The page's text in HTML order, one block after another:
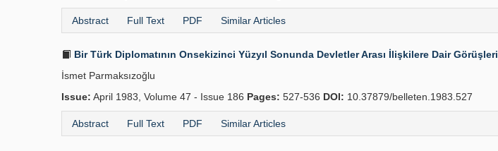
Abstract Full Text PDF Similar Articles
Bir Türk Diplomatının Onsekizinci Yüzyıl Sonunda Devletler Arası İlişkilere Dair Görüşleri
İsmet Parmaksızoğlu
Issue: April 1983, Volume 47 - Issue 186 Pages: 527-536 DOI: 10.37879/belleten.1983.527
Abstract Full Text PDF Similar Articles